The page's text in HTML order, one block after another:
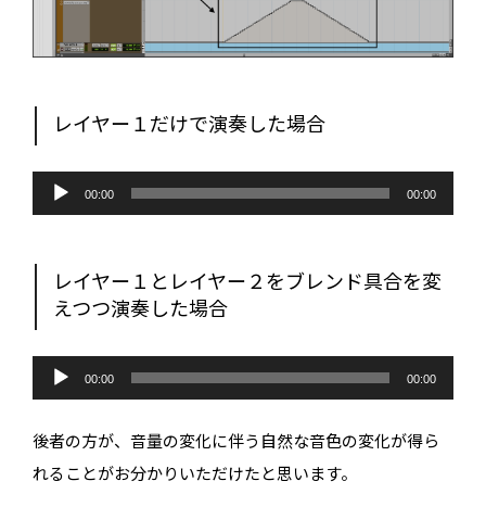
レイヤー１だけで演奏した場合
音
プ
ヤ
00:00 00:00
レイヤー１とレイヤー２をブレンド具合を変
えつつ演奏した場合
音
プ
ー
ヤ
00:00 00:00
後者の方が、音量の変化に伴う自然な音色の変化が得ら
れることがお分かりいただけたと思います。